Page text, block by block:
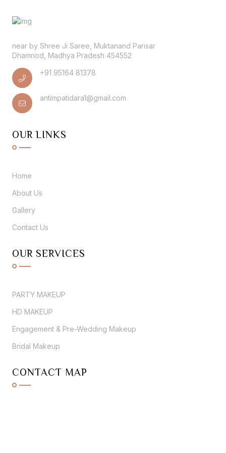
near by Shree Ji Saree, Muktanand Parisar
Dhamnod, Madhya Pradesh 454552
+91 95164 81378
antimpatidara1@gmail.com
OUR LINKS
Home
About Us
Gallery
Contact Us
OUR SERVICES
PARTY MAKEUP
HD MAKEUP
Engagement & Pre-Wedding Makeup
Bridal Makeup
CONTACT MAP